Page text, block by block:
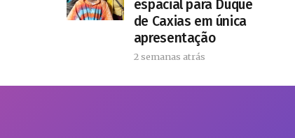
espacial para Duque
de Caxias em única
apresentação
2 semanas atrás